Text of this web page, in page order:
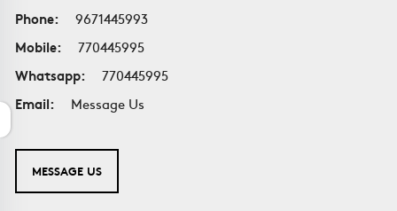
Phone:
9671445993
Mobile:
770445995
Whatsapp:
770445995
Email:
Message Us
MESSAGE US